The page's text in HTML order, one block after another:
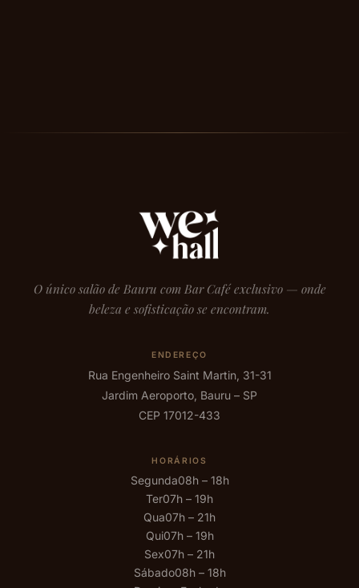
O único salão de Bauru com Bar Café exclusivo — onde
beleza e sofisticação se encontram.
ENDEREÇO
Rua Engenheiro Saint Martin, 31-31
Jardim Aeroporto, Bauru – SP
CEP 17012-433
HORÁRIOS
Segunda08h – 18h
Ter07h – 19h
Qua07h – 21h
Qui07h – 19h
Sex07h – 21h
Sábado08h – 18h